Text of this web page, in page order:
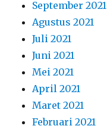
September 2021
Agustus 2021
Juli 2021
Juni 2021
Mei 2021
April 2021
Maret 2021
Februari 2021